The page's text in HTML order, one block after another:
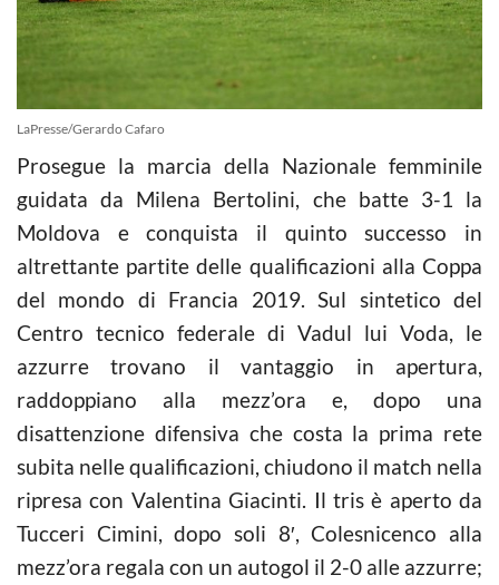
LaPresse/Gerardo Cafaro
Prosegue la marcia della Nazionale femminile
guidata da Milena Bertolini, che batte 3-1 la
Moldova e conquista il quinto successo in
altrettante partite delle qualificazioni alla Coppa
del mondo di Francia 2019. Sul sintetico del
Centro tecnico federale di Vadul lui Voda, le
azzurre trovano il vantaggio in apertura,
raddoppiano alla mezz’ora e, dopo una
disattenzione difensiva che costa la prima rete
subita nelle qualificazioni, chiudono il match nella
ripresa con Valentina Giacinti. Il tris è aperto da
Tucceri Cimini, dopo soli 8′, Colesnicenco alla
mezz’ora regala con un autogol il 2-0 alle azzurre;